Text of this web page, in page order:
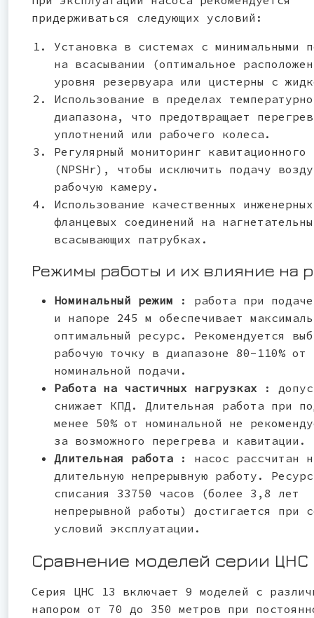
придерживаться следующих условий:
Установка в системах с минимальными
на всасывании (оптимальное
уровня резервуара или цистерны с
Использование в пределах
диапазона, что предотвращает перегрев
уплотнений или рабочего колеса.
Регулярный мониторинг кавитационного
(NPSHr), чтобы исключить подачу
рабочую камеру.
Использование качественных инженерных
фланцевых соединений на
всасывающих патрубках.
Режимы работы и их влияние на
Номинальный режим
: работа при
и напоре 245 м обеспечивает
оптимальный ресурс. Рекомендуется
рабочую точку в диапазоне 80-110% от
номинальной подачи.
Работа на частичных нагрузках
:
снижает КПД. Длительная работа при
менее 50% от номинальной не
за возможного перегрева и кавитации.
Длительная работа
: насос рассчитан
длительную непрерывную работу.
списания 33750 часов (более 3,8 лет
непрерывной работы) достигается при
условий эксплуатации.
Сравнение моделей серии ЦНС
Серия ЦНС 13 включает 9 моделей с
напором от 70 до 350 метров при